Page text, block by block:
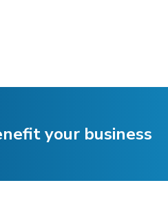
your business